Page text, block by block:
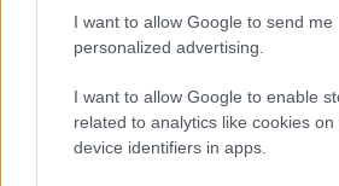
I want to allow Google to send me
personalized advertising.
I want to allow Google to enable
related to analytics like cookies on
device identifiers in apps.
2025 július 17. 16:45
Emberek és androidok sem
biztonságban magukat a